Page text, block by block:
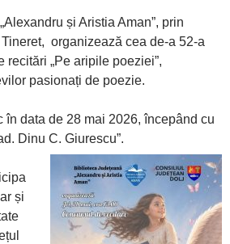
și Aristia Aman”, prin
organizează cea de-a 52-a
„Pe aripile poeziei”,
pasionați de poezie.
în data de 28 mai 2026, începând cu
Dinu C. Giurescu”.
și